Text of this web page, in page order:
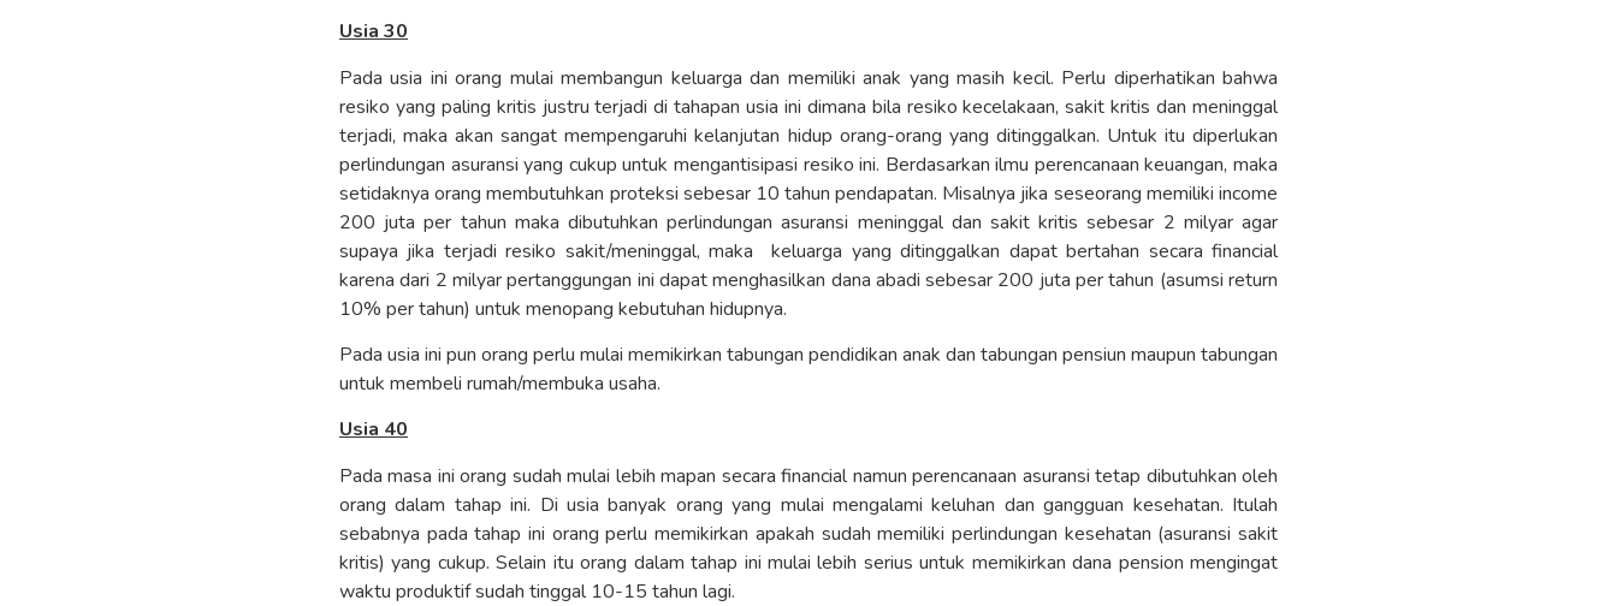
Usia 30
Pada usia ini orang mulai membangun keluarga dan memiliki anak yang masih kecil. Perlu diperhatikan bahwa
resiko yang paling kritis justru terjadi di tahapan usia ini dimana bila resiko kecelakaan, sakit kritis dan meninggal
terjadi, maka akan sangat mempengaruhi kelanjutan hidup orang-orang yang ditinggalkan. Untuk itu diperlukan
perlindungan asuransi yang cukup untuk mengantisipasi resiko ini. Berdasarkan ilmu perencanaan keuangan, maka
setidaknya orang membutuhkan proteksi sebesar 10 tahun pendapatan. Misalnya jika seseorang memiliki income
200 juta per tahun maka dibutuhkan perlindungan asuransi meninggal dan sakit kritis sebesar 2 milyar agar
supaya jika terjadi resiko sakit/meninggal, maka keluarga yang ditinggalkan dapat bertahan secara financial
karena dari 2 milyar pertanggungan ini dapat menghasilkan dana abadi sebesar 200 juta per tahun (asumsi return
10% per tahun) untuk menopang kebutuhan hidupnya.
Pada usia ini pun orang perlu mulai memikirkan tabungan pendidikan anak dan tabungan pensiun maupun tabungan
untuk membeli rumah/membuka usaha.
Usia 40
Pada masa ini orang sudah mulai lebih mapan secara financial namun perencanaan asuransi tetap dibutuhkan oleh
orang dalam tahap ini. Di usia banyak orang yang mulai mengalami keluhan dan gangguan kesehatan. Itulah
sebabnya pada tahap ini orang perlu memikirkan apakah sudah memiliki perlindungan kesehatan (asuransi sakit
kritis) yang cukup. Selain itu orang dalam tahap ini mulai lebih serius untuk memikirkan dana pension mengingat
waktu produktif sudah tinggal 10-15 tahun lagi.